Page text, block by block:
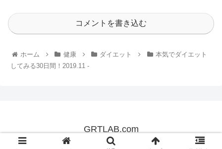
コメントを書き込む
ホーム 健康 ダイエット
本気でダイエット
してみる30日間！2019.11 -
GRTLAB.com
© 2019 GRTLAB.com.